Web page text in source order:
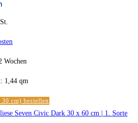
Wochen
1,44 qm
cm) bestellen